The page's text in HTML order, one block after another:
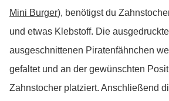
Mini Burger), benötigst du
und etwas Klebstoff. Die
ausgeschnittenen Piratenfähnchen
gefaltet und an der gewünschten
Zahnstocher platziert. Anschließend